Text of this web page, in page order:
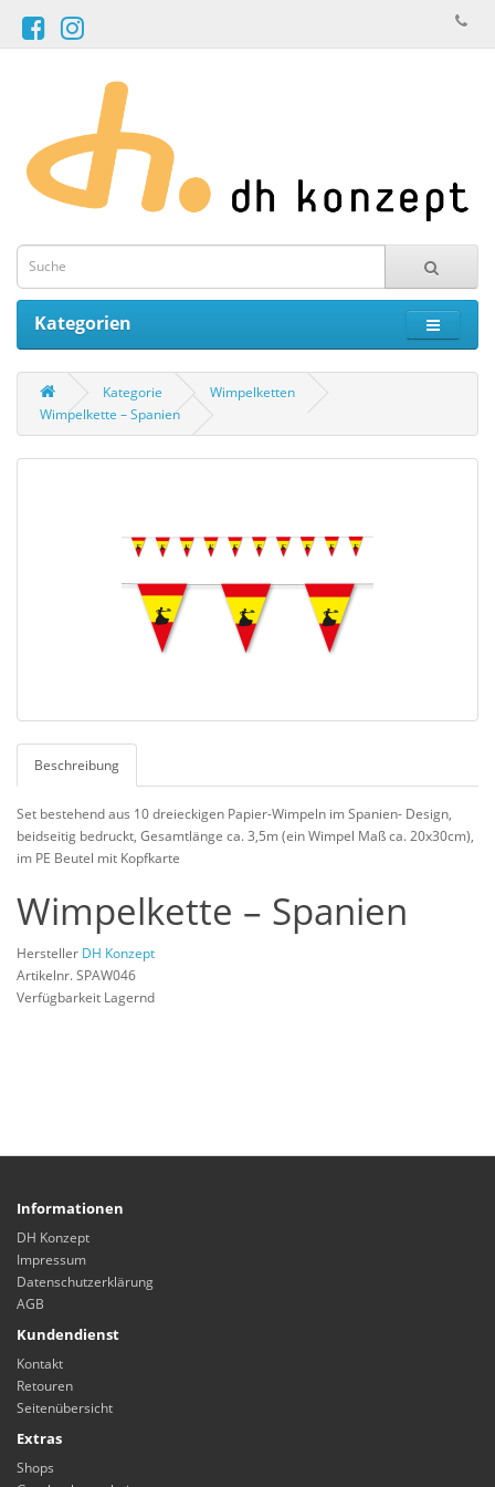
Kategorien
Kategorie
Wimpelketten
Wimpelkette – Spanien
Beschreibung
Set bestehend aus 10 dreieckigen Papier-Wimpeln im Spanien- Design,
beidseitig bedruckt, Gesamtlänge ca. 3,5m (ein Wimpel Maß ca. 20x30cm),
im PE Beutel mit Kopfkarte
Wimpelkette – Spanien
Hersteller DH Konzept
Artikelnr. SPAW046
Verfügbarkeit Lagernd
Informationen
DH Konzept
Impressum
Datenschutzerklärung
AGB
Kundendienst
Kontakt
Retouren
Seitenübersicht
Extras
Shops